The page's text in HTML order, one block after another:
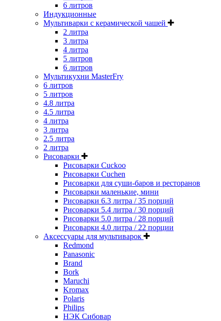
6 литров
Индукционные
Мультиварки с керамической чашей
2 литра
3 литра
4 литра
5 литров
6 литров
Мультикухни MasterFry
6 литров
5 литров
4.8 литра
4.5 литра
4 литра
3 литра
2.5 литра
2 литра
Рисоварки
Рисоварки Cuckoo
Рисоварки Cuchen
Рисоварки для суши-баров и ресторанов
Рисоварки маленькие, мини
Рисоварки 6.3 литра / 35 порций
Рисоварки 5.4 литра / 30 порций
Рисоварки 5.0 литра / 28 порций
Рисоварки 4.0 литра / 22 порции
Аксессуары для мультиварок
Redmond
Panasonic
Brand
Bork
Maruchi
Kromax
Polaris
Philips
НЭК Сибовар